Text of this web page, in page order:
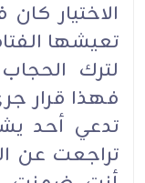
الاختيار
تعيشها
لترك
فهذا قرار
تدعي أحد
تراجعت عن